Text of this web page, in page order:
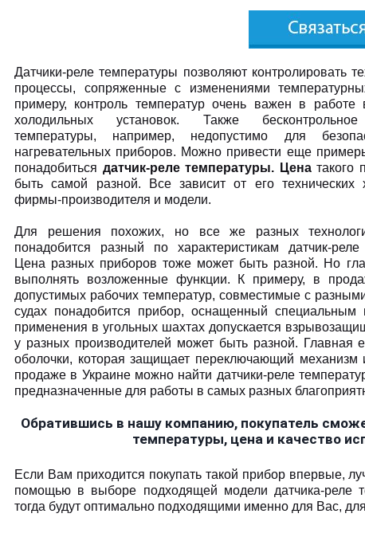
Датчики-реле температуры позволяют контролировать
процессы, сопряженные с изменениями
примеру, контроль температур очень важен в работе
холодильных установок. Также
температуры, например, недопустимо для
нагревательных приборов. Можно привести еще
понадобиться датчик-реле температуры. Ценатакого
быть самой разной. Все зависит от его технических
фирмы-производителя и модели.
Для решения похожих, но все же разных
понадобится разный по характеристикам датчик-
Цена разных приборов тоже может быть разной. Но
выполнять возложенные функции. К примеру, в
допустимых рабочих температур, совместимые с
судах понадобится прибор, оснащенный
применения в угольных шахтах допускается
у разных производителей может быть разной.
оболочки, которая защищает переключающий
продаже в Украине можно найти датчики-реле
предназначенные для работы в самых разных
Обратившись в нашу компанию, покупатель
температуры, цена и качество
Если Вам приходится покупать такой прибор впервые,
помощью в выборе подходящей модели датчика-реле
тогда будут оптимально подходящими именно для Вас,